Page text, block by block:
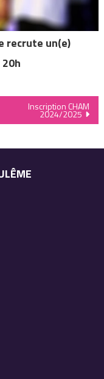
recrute un(e)
Inscription CHAM
2024/2025